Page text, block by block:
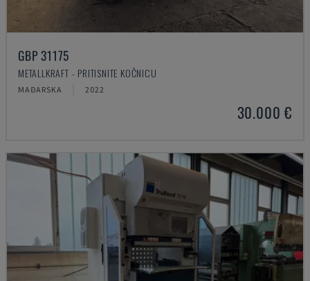
GBP 31175
METALLKRAFT - PRITISNITE KOČNICU
MAĐARSKA 2022
30.000 €